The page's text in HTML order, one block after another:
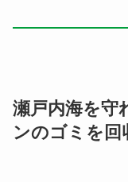
瀬戸内海を守
ンのゴミを回